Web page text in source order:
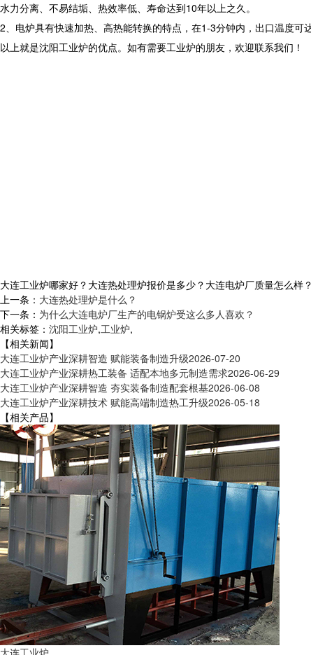
水力分离、不易结垢、热效率低、寿命达到10年以上之久。
2、电炉具有快速加热、高热能转换的特点，在1-3分钟内，出口温度
以上就是沈阳工业炉的优点。如有需要工业炉的朋友，欢迎联系我们！
大连工业炉哪家好？大连热处理炉报价是多少？大连电炉厂质量怎么
上一条： 大连热处理炉是什么？
下一条： 为什么大连电炉厂生产的电锅炉受这么多人喜欢？
相关标签： 沈阳工业炉,工业炉,
【相关新闻】
大连工业炉产业深耕智造 赋能装备制造升级2026-07-20
大连工业炉产业深耕热工装备 适配本地多元制造需求2026-06-29
大连工业炉产业深耕智造 夯实装备制造配套根基2026-06-08
大连工业炉产业深耕技术 赋能高端制造热工升级2026-05-18
【相关产品】
大连工业炉